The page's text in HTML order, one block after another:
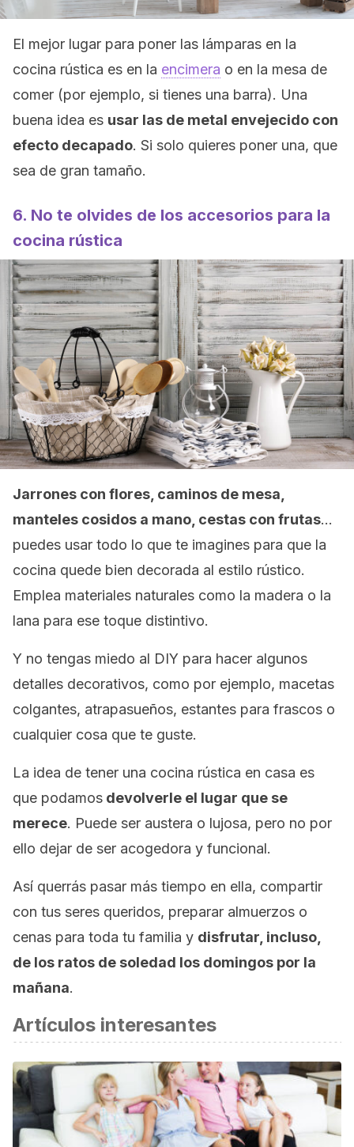
El mejor lugar para poner las lámparas en la
cocina rústica es en la encimera o en la mesa de
comer (por ejemplo, si tienes una barra). Una
buena idea es usar las de metal envejecido con
efecto decapado. Si solo quieres poner una, que
sea de gran tamaño.
6. No te olvides de los accesorios para la
cocina rústica
Jarrones con flores, caminos de mesa,
manteles cosidos a mano, cestas con frutas…
puedes usar todo lo que te imagines para que la
cocina quede bien decorada al estilo rústico.
Emplea materiales naturales como la madera o la
lana para ese toque distintivo.
Y no tengas miedo al DIY para hacer algunos
detalles decorativos, como por ejemplo, macetas
colgantes, atrapasueños, estantes para frascos o
cualquier cosa que te guste.
La idea de tener una cocina rústica en casa es
que podamos devolverle el lugar que se
merece. Puede ser austera o lujosa, pero no por
ello dejar de ser acogedora y funcional.
Así querrás pasar más tiempo en ella, compartir
con tus seres queridos, preparar almuerzos o
cenas para toda tu familia y disfrutar, incluso,
de los ratos de soledad los domingos por la
mañana.
Artículos interesantes